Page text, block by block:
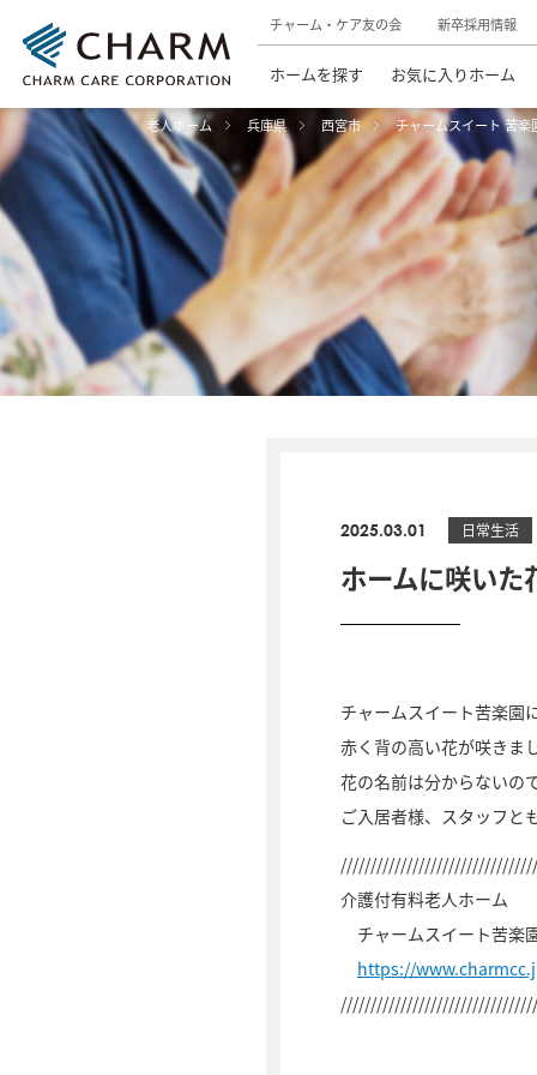
チャーム・ケア友の会 新卒採用情報
ホームを探す お気に入りホーム
老人ホーム 兵庫県 西宮市 チャームスイート 苦楽
2025.03.01 日常生活
ホームに咲いた
チャームスイート苦楽園
赤く背の高い花が咲きま
花の名前は分からないの
ご入居者様、スタッフと
介護付有料老人ホーム
チャームスイート苦楽
https://